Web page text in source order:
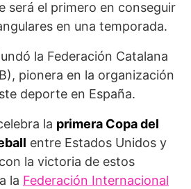
será el primero en conseguir
en una temporada.
la Federación Catalana
pionera en la organización
deporte en España.
la primera Copa del
entre Estados Unidos y
la victoria de estos
la Federación Internacional